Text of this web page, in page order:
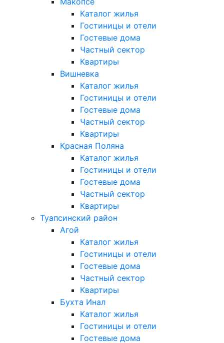
Каталог жилья
Гостиницы и отели
Гостевые дома
Частный сектор
Квартиры
Вишневка
Каталог жилья
Гостиницы и отели
Гостевые дома
Частный сектор
Квартиры
Красная Поляна
Каталог жилья
Гостиницы и отели
Гостевые дома
Частный сектор
Квартиры
Туапсинский район
Агой
Каталог жилья
Гостиницы и отели
Гостевые дома
Частный сектор
Квартиры
Бухта Инал
Каталог жилья
Гостиницы и отели
Гостевые дома